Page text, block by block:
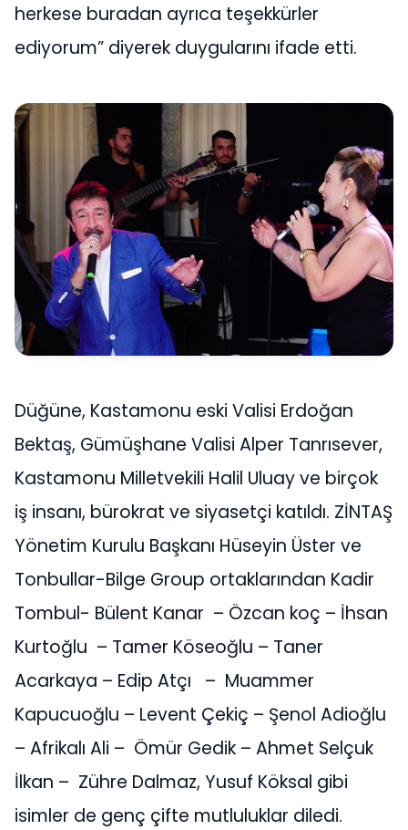
herkese buradan ayrıca teşekkürler
ediyorum” diyerek duygularını ifade etti.
Düğüne, Kastamonu eski Valisi Erdoğan
Bektaş, Gümüşhane Valisi Alper Tanrısever,
Kastamonu Milletvekili Halil Uluay ve birçok
iş insanı, bürokrat ve siyasetçi katıldı. ZİNTAŞ
Yönetim Kurulu Başkanı Hüseyin Üster ve
Tonbullar-Bilge Group ortaklarından Kadir
Tombul- Bülent Kanar – Özcan koç – İhsan
Kurtoğlu – Tamer Köseoğlu – Taner
Acarkaya – Edip Atçı – Muammer
Kapucuoğlu – Levent Çekiç – Şenol Adioğlu
– Afrikalı Ali – Ömür Gedik – Ahmet Selçuk
İlkan – Zühre Dalmaz, Yusuf Köksal gibi
isimler de genç çifte mutluluklar diledi.